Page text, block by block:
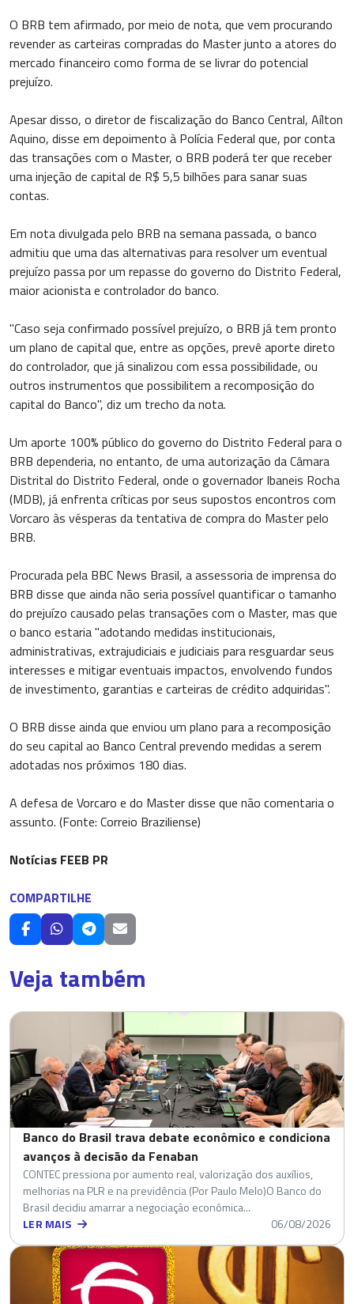
O BRB tem afirmado, por meio de nota, que vem procurando
revender as carteiras compradas do Master junto a atores do
mercado financeiro como forma de se livrar do potencial
prejuízo.
Apesar disso, o diretor de fiscalização do Banco Central, Aílton
Aquino, disse em depoimento à Polícia Federal que, por conta
das transações com o Master, o BRB poderá ter que receber
uma injeção de capital de R$ 5,5 bilhões para sanar suas
contas.
Em nota divulgada pelo BRB na semana passada, o banco
admitiu que uma das alternativas para resolver um eventual
prejuízo passa por um repasse do governo do Distrito Federal,
maior acionista e controlador do banco.
"Caso seja confirmado possível prejuízo, o BRB já tem pronto
um plano de capital que, entre as opções, prevê aporte direto
do controlador, que já sinalizou com essa possibilidade, ou
outros instrumentos que possibilitem a recomposição do
capital do Banco", diz um trecho da nota.
Um aporte 100% público do governo do Distrito Federal para o
BRB dependeria, no entanto, de uma autorização da Câmara
Distrital do Distrito Federal, onde o governador Ibaneis Rocha
(MDB), já enfrenta críticas por seus supostos encontros com
Vorcaro às vésperas da tentativa de compra do Master pelo
BRB.
Procurada pela BBC News Brasil, a assessoria de imprensa do
BRB disse que ainda não seria possível quantificar o tamanho
do prejuízo causado pelas transações com o Master, mas que
o banco estaria "adotando medidas institucionais,
administrativas, extrajudiciais e judiciais para resguardar seus
interesses e mitigar eventuais impactos, envolvendo fundos
de investimento, garantias e carteiras de crédito adquiridas".
O BRB disse ainda que enviou um plano para a recomposição
do seu capital ao Banco Central prevendo medidas a serem
adotadas nos próximos 180 dias.
A defesa de Vorcaro e do Master disse que não comentaria o
assunto. (Fonte: Correio Braziliense)
Notícias FEEB PR
COMPARTILHE
Veja também
Banco do Brasil trava debate econômico e condiciona
avanços à decisão da Fenaban
CONTEC pressiona por aumento real, valorização dos auxílios,
melhorias na PLR e na previdência (Por Paulo Melo)O Banco do
Brasil decidiu amarrar a negociação econômica...
LER MAIS
06/08/2026